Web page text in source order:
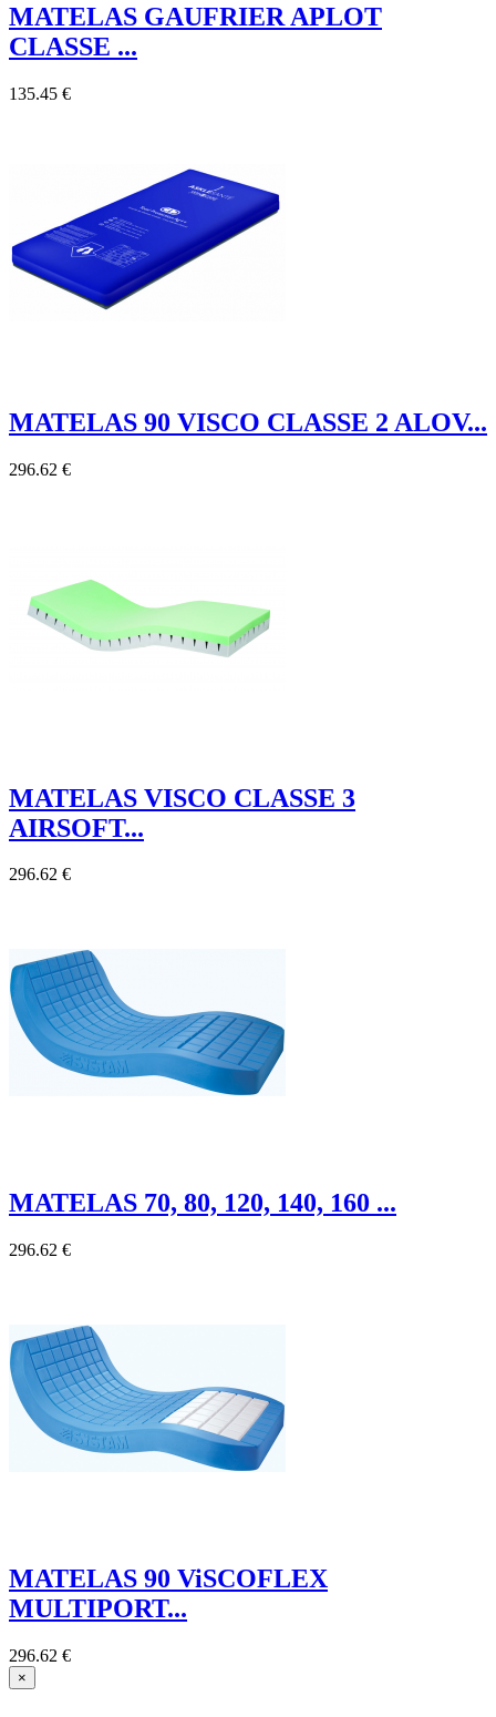
MATELAS GAUFRIER APLOT
CLASSE ...
135.45 €
MATELAS 90 VISCO CLASSE 2 ALOV...
296.62 €
MATELAS VISCO CLASSE 3
AIRSOFT...
296.62 €
MATELAS 70, 80, 120, 140, 160 ...
296.62 €
MATELAS 90 ViSCOFLEX
MULTIPORT...
296.62 €
×